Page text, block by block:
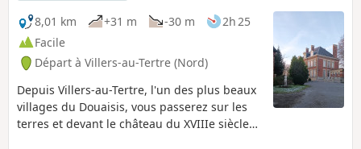
8,01 km
+31 m -30 m
2h 25
Facile
Départ à Villers-au-Tertre (Nord)
Depuis Villers-au-Tertre, l'un des plus beaux
villages du Douaisis, vous passerez sur les
terres et devant le château du XVIIIe siècle